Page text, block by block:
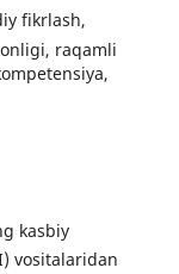
fikrlash,
raqamli
kasbiy
vositalaridan